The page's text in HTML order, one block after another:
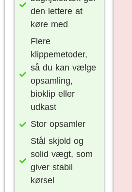
den lettere at
køre med
Flere
klippemetoder,
så du kan vælge
opsamling,
bioklip eller
udkast
Stor opsamler
Stål skjold og
solid vægt, som
giver stabil
kørsel